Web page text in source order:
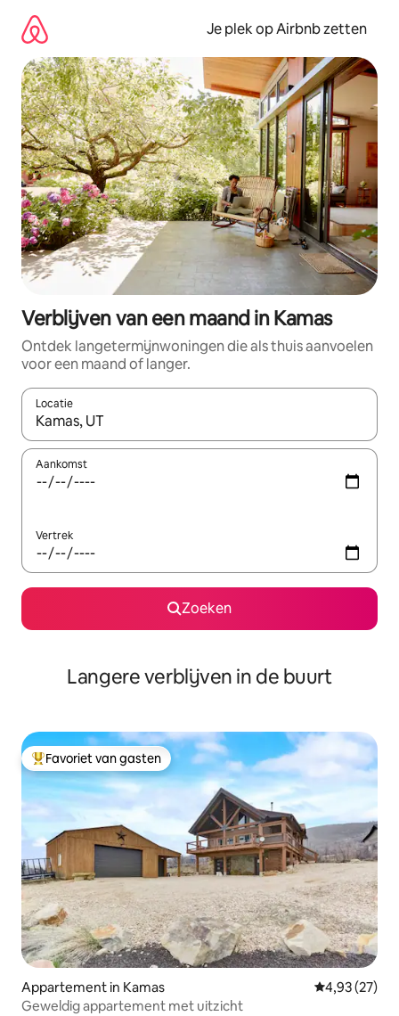
direct
naar
inhoud
Je plek op Airbnb zetten
Verblijven van een maand in Kamas
Ontdek langetermijnwoningen die als thuis aanvoelen
voor een maand of langer.
Locatie
Wanneer er resultaten beschikbaar zijn, maak je een keuze
Aankomst
Vertrek
Zoeken
Langere verblijven in de buurt
Topfavoriet van gasten
Favoriet van gasten
Appartement in Kamas Gemiddelde
4,93 (27)
Geweldig appartement met uitzicht